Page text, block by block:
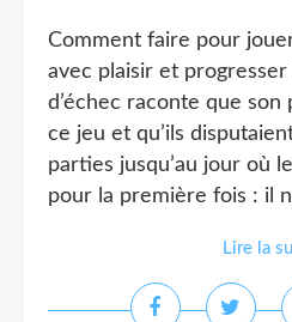
Comment faire pour
avec plaisir et progresser
d’échec raconte que son
ce jeu et qu’ils
parties jusqu’au jour où
pour la première fois : il
Lire la